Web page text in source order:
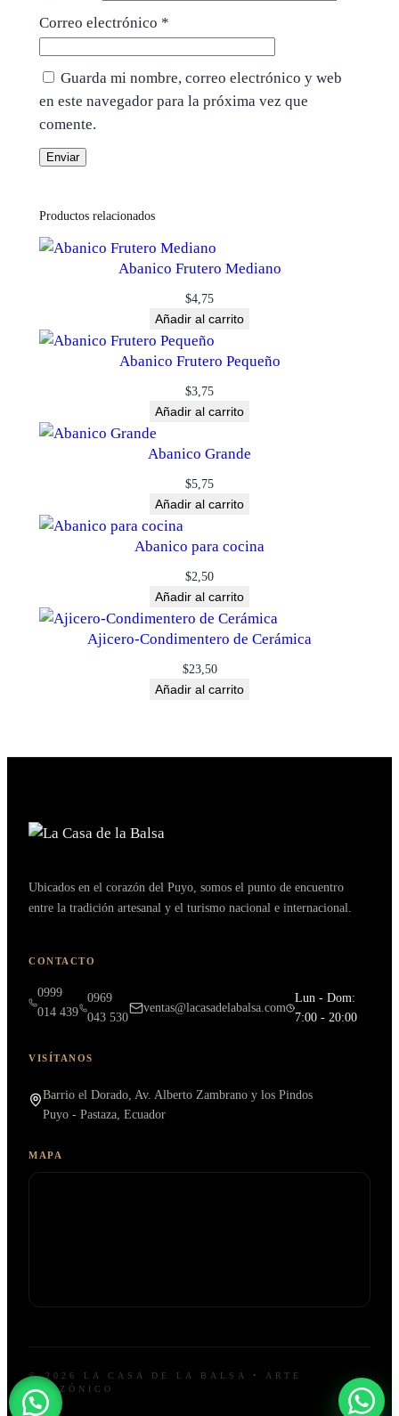
Correo electrónico *
Guarda mi nombre, correo electrónico y web
en este navegador para la próxima vez que
comente.
Productos relacionados
Abanico Frutero Mediano
$4,75
Añadir al carrito
Abanico Frutero Pequeño
$3,75
Añadir al carrito
Abanico Grande
$5,75
Añadir al carrito
Abanico para cocina
$2,50
Añadir al carrito
Ajicero-Condimentero de Cerámica
$23,50
Añadir al carrito
Ubicados en el corazón del Puyo, somos el punto de encuentro
entre la tradición artesanal y el turismo nacional e internacional.
CONTACTO
0999
014 439
0969
043 530
ventas@lacasadelabalsa.com
Lun - Dom:
7:00 - 20:00
VISÍTANOS
Barrio el Dorado, Av. Alberto Zambrano y los Pindos
Puyo - Pastaza, Ecuador
MAPA
© 2026 LA CASA DE LA BALSA • ARTE
AMAZÓNICO